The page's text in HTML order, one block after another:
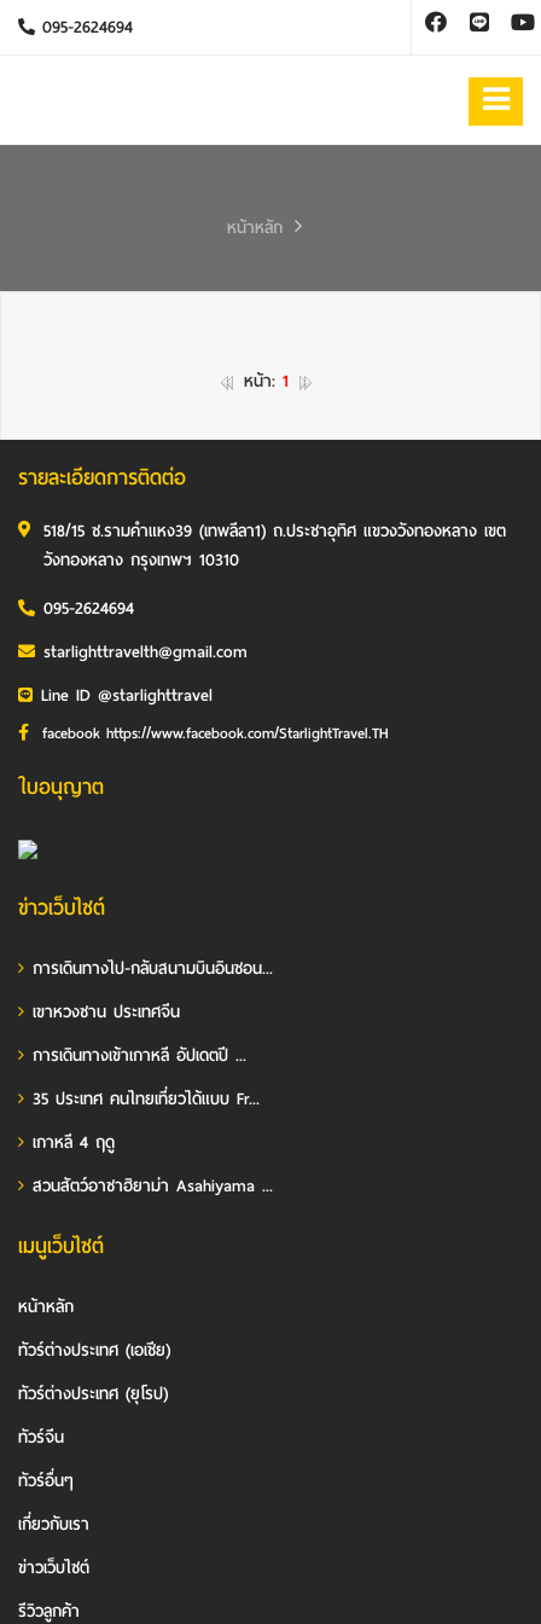
095-2624694
หน้าหลัก
หน้า: 1
รายละเอียดการติดต่อ
518/15 ซ.รามคำแหง39 (เทพลีลา1) ถ.ประชาอุทิศ แขวงวังทองหลาง เขต
วังทองหลาง กรุงเทพฯ 10310
095-2624694
starlighttravelth@gmail.com
Line ID @starlighttravel
facebook https://www.facebook.com/StarlightTravel.TH
ใบอนุญาต
ข่าวเว็บไซต์
การเดินทางไป-กลับสนามบินอินชอน...
เขาหวงซาน ประเทศจีน
การเดินทางเข้าเกาหลี อัปเดตปี ...
35 ประเทศ คนไทยเที่ยวได้แบบ Fr...
เกาหลี 4 ฤดู
สวนสัตว์อาซาฮิยาม่า Asahiyama ...
เมนูเว็บไซต์
หน้าหลัก
ทัวร์ต่างประเทศ (เอเชีย)
ทัวร์ต่างประเทศ (ยุโรป)
ทัวร์จีน
ทัวร์อื่นๆ
เกี่ยวกับเรา
ข่าวเว็บไซต์
รีวิวลูกค้า